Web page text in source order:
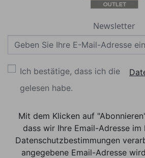
Newsletter
Ich bestätige, dass ich die
gelesen habe.
Mit dem Klicken auf
dass wir Ihre Email-Adresse im
Datenschutzbestimmungen
angegebene Email-Adresse